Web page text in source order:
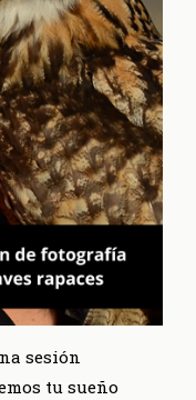
sesión
tu sueño